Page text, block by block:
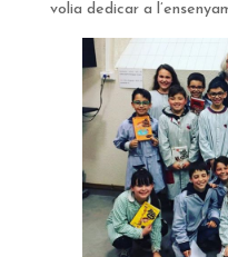
volia dedicar a